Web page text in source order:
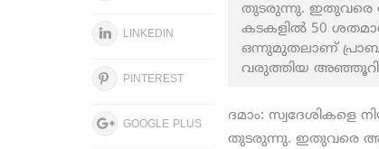
LINKEDIN
PINTEREST
GOOGLE PLUS
തുടരുന്നു. ഇതുവരെ
കടകളില്‍ 50
ഒന്നുമുതലാണ്
വരുത്തിയ
ദമാം: സ്വദേശികളെ
തുടരുന്നു. ഇതുവരെ